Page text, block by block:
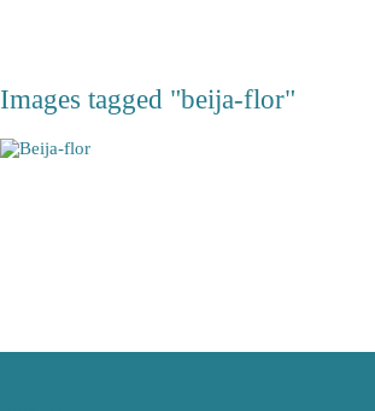
Images tagged "beija-flor"